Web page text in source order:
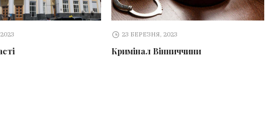
23 БЕРЕЗНЯ, 2023
Кримінал Вінниччини